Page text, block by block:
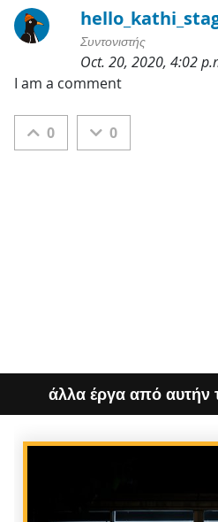
Συντονιστής
Oct. 20, 2020, 4:02
Κατηγορίες
I am a comment
0 0
άλλα έργα από